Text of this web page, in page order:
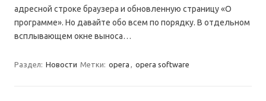
адресной строке браузера и обновленную страницу «О
программе». Но давайте обо всем по порядку. В отдельном
всплывающем окне выноса…
Раздел: Новости Метки: opera , opera software